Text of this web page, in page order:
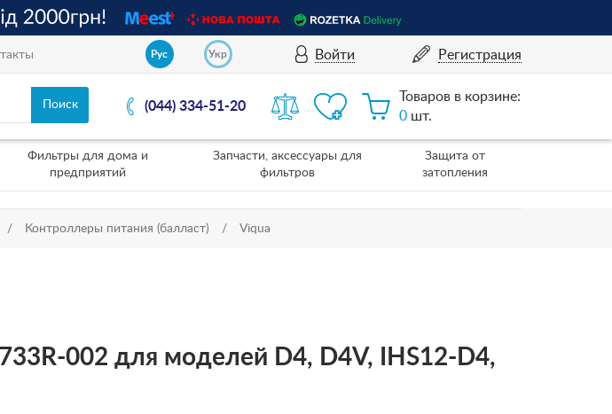
Рус Укр Войти Регистрация
(044) 334-51-20
Товаров в корзине:
0 шт.
Фильтры для дома и
предприятий
Запчасти, аксессуары для
фильтров
Защита от
затопления
Контроллеры питания (балласт) Viqua
002 для моделей D4, D4V, IHS12-D4,